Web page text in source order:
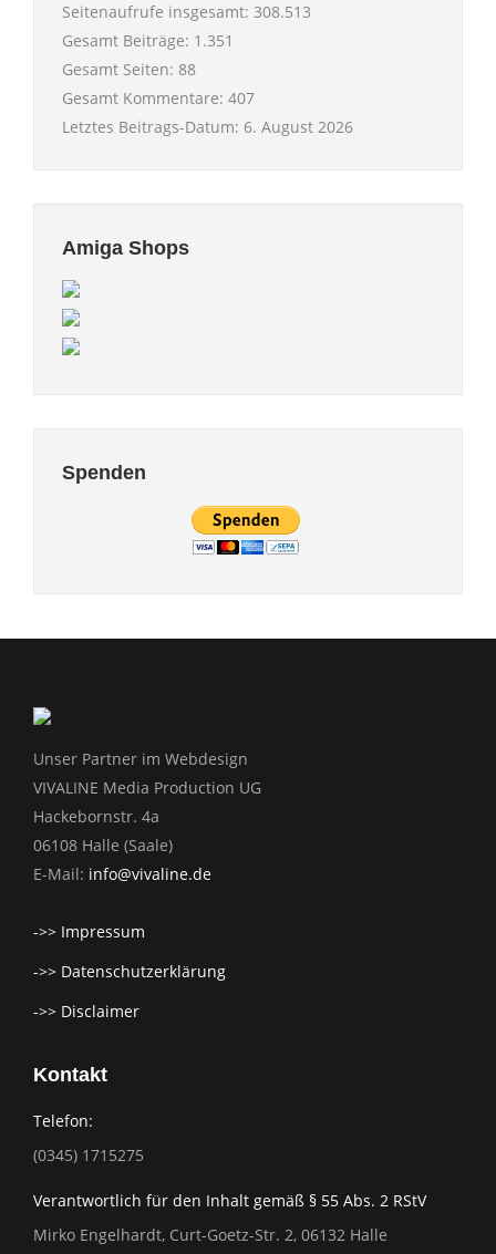
Seitenaufrufe insgesamt: 308.513
Gesamt Beiträge: 1.351
Gesamt Seiten: 88
Gesamt Kommentare: 407
Letztes Beitrags-Datum: 6. August 2026
Amiga Shops
Spenden
Unser Partner im Webdesign
VIVALINE Media Production UG
Hackebornstr. 4a
06108 Halle (Saale)
E-Mail: info@vivaline.de
->> Impressum
->> Datenschutzerklärung
->> Disclaimer
Kontakt
Telefon:
(0345) 1715275
Verantwortlich für den Inhalt gemäß § 55 Abs. 2 RStV
Mirko Engelhardt, Curt-Goetz-Str. 2, 06132 Halle